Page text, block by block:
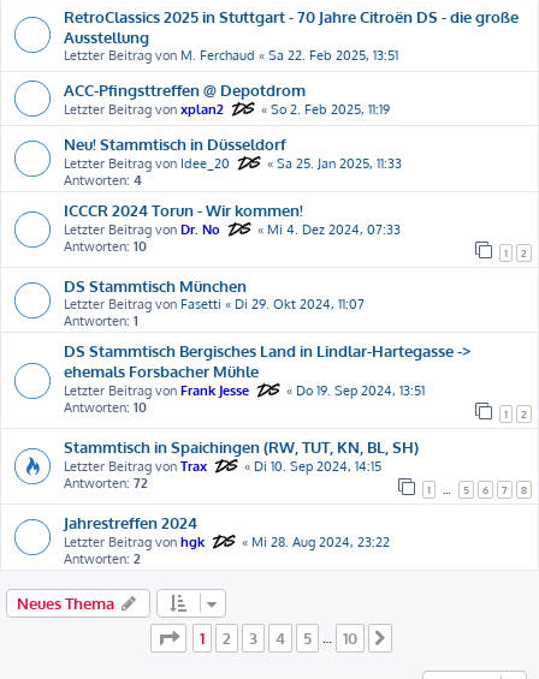
RetroClassics 2025 in Stuttgart - 70 Jahre Citroën DS - die große
Ausstellung
Letzter Beitrag von M. Ferchaud « Sa 22. Feb 2025, 13:51
ACC-Pfingsttreffen @ Depotdrom
Letzter Beitrag von xplan2 « So 2. Feb 2025, 11:19
Neu! Stammtisch in Düsseldorf
Letzter Beitrag von Idee_20 « Sa 25. Jan 2025, 11:33
Antworten: 4
ICCCR 2024 Torun - Wir kommen!
Letzter Beitrag von Dr. No « Mi 4. Dez 2024, 07:33
Antworten: 10 1 2
DS Stammtisch München
Letzter Beitrag von Fasetti « Di 29. Okt 2024, 11:07
Antworten: 1
DS Stammtisch Bergisches Land in Lindlar-Hartegasse ->
ehemals Forsbacher Mühle
Letzter Beitrag von Frank Jesse « Do 19. Sep 2024, 13:51
Antworten: 10 1 2
Stammtisch in Spaichingen (RW, TUT, KN, BL, SH)
Letzter Beitrag von Trax « Di 10. Sep 2024, 14:15
Antworten: 72 1 5 6 7 8
Jahrestreffen 2024
Letzter Beitrag von hgk « Mi 28. Aug 2024, 23:22
Antworten: 2
Neues Thema
Seite
1von
1 2 3 4 5 … 10